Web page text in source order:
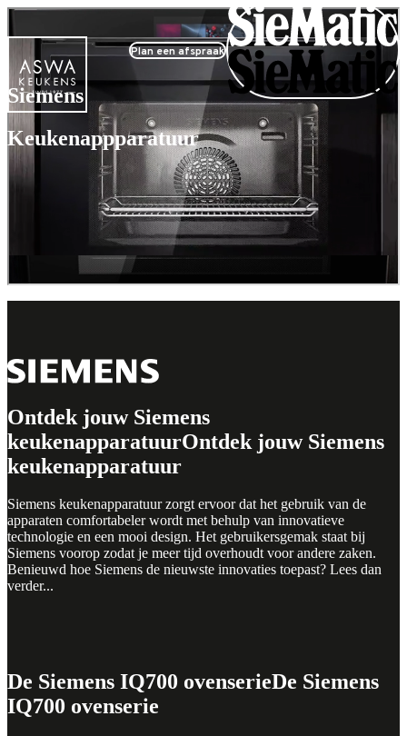
Plan een afspraak
Siemens
Keukenappparatuur
Ontdek jouw Siemens
keukenapparatuurOntdek jouw Siemens
keukenapparatuur
Siemens keukenapparatuur zorgt ervoor dat het gebruik van de
apparaten comfortabeler wordt met behulp van innovatieve
technologie en een mooi design. Het gebruikersgemak staat bij
Siemens voorop zodat je meer tijd overhoudt voor andere zaken.
Benieuwd hoe Siemens de nieuwste innovaties toepast? Lees dan
verder...
De Siemens IQ700 ovenserieDe Siemens
IQ700 ovenserie